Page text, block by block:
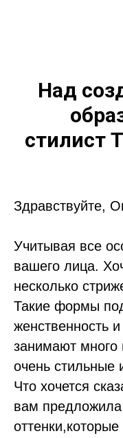
Над
стилист
Здравствуйте,
Учитывая все
вашего лица.
несколько
Такие формы
женственность
занимают много
очень стильные
Что хочется
вам